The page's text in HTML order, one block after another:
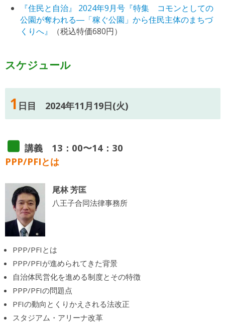
『住民と自治』 2024年9月号『特集 コモンとしての
公園が奪われる―「稼ぐ公園」から住民主体のまちづ
くりへ』
（税込特価680円）
スケジュール
1 日目 2024年11月19日(火)
講義 13：00〜14：30
PPP/PFIとは
尾林 芳匡
八王子合同法律事務所
PPP/PFIとは
PPP/PFIが進められてきた背景
自治体民営化を進める制度とその特徴
PPP/PFIの問題点
PFIの動向とくりかえされる法改正
スタジアム・アリーナ改革